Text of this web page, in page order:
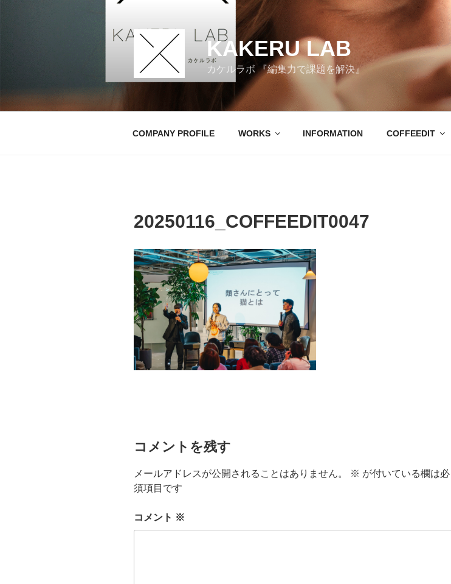
キ
KAKERU LAB
カケルラボ 『編集力で課題を解決』
COMPANY PROFILE WORKS INFORMATION COFFEEDIT
20250116_COFFEEDIT0047
コメントを残す
メールアドレスが公開されることはありません。 ※ が付いている欄は必
須項目です
コメント ※